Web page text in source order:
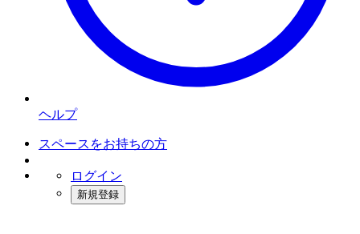
ヘルプ
スペースをお持ちの方
ログイン
新規登録